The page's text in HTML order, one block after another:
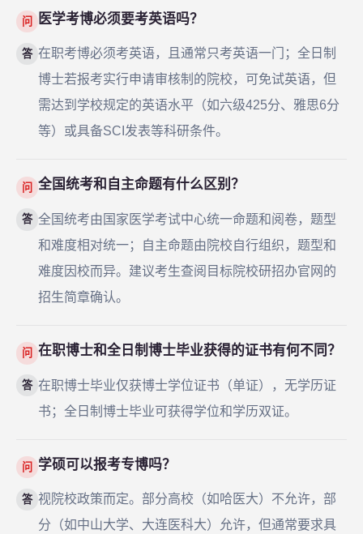
问 医学考博必须要考英语吗？
答 在职考博必须考英语，且通常只考英语一门；全日制
博士若报考实行申请审核制的院校，可免试英语，但
需达到学校规定的英语水平（如六级425分、雅思6分
等）或具备SCI发表等科研条件。
问 全国统考和自主命题有什么区别？
答 全国统考由国家医学考试中心统一命题和阅卷，题型
和难度相对统一；自主命题由院校自行组织，题型和
难度因校而异。建议考生查阅目标院校研招办官网的
招生简章确认。
问 在职博士和全日制博士毕业获得的证书有何不同？
答 在职博士毕业仅获博士学位证书（单证），无学历证
书；全日制博士毕业可获得学位和学历双证。
问 学硕可以报考专博吗？
答 视院校政策而定。部分高校（如哈医大）不允许，部
分（如中山大学、大连医科大）允许，但通常要求具